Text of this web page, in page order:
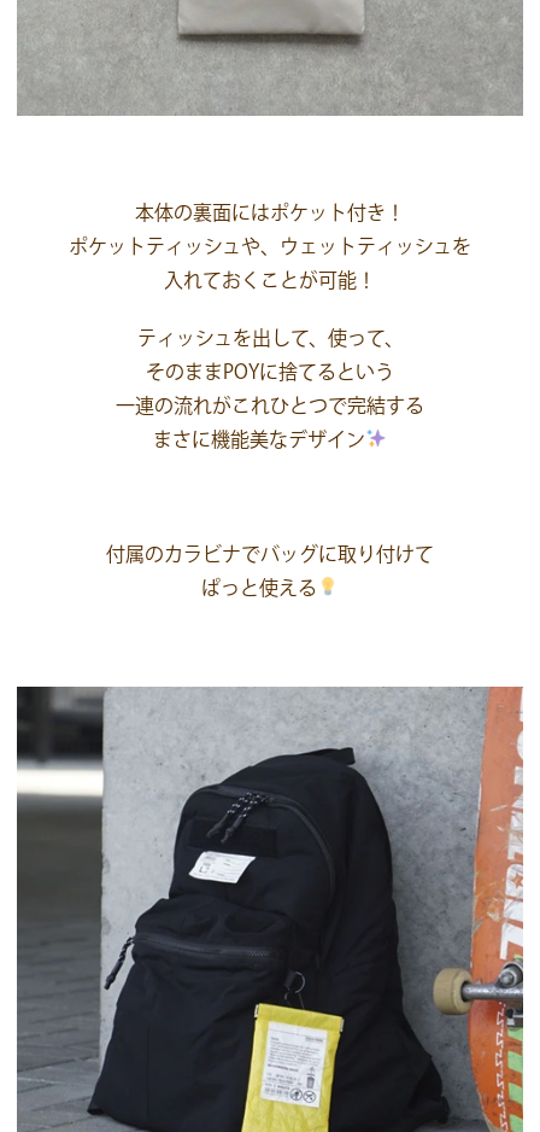
本体の裏面にはポケット付き！
ポケットティッシュや、ウェットティッシュを
入れておくことが可能！
ティッシュを出して、使って、
そのままPOYに捨てるという
一連の流れがこれひとつで完結する
まさに機能美なデザイン
付属のカラビナでバッグに取り付けて
ぱっと使える